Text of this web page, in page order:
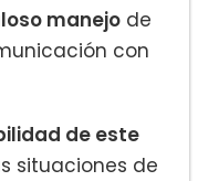
manejo de
con
de este
situaciones de